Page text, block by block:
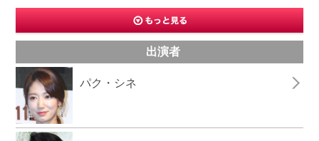
出演者
パク・シネ